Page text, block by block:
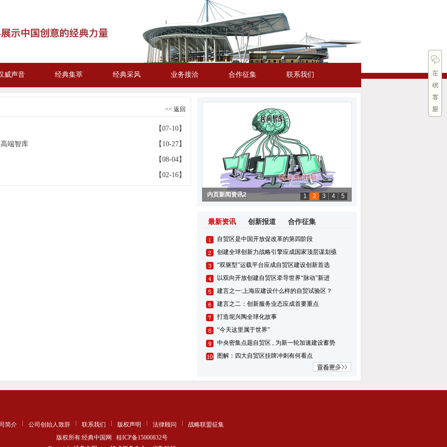
威声音 经典集萃 经典采风 业务接洽 合作征集 联系我们
<< 返回
【07-10】
【10-27】
端智库
【08-04】
【02-16】
内页新闻资讯2 1 2 3 4 5
最新资讯 创新报道 合作征集
自贸区是中国开放促改革的第四阶段
创建全球创新力战略引擎应成国家顶层谋划亟
“双驱型”运载平台应成自贸区建设创新首选
以双向开放创建自贸区牵导世界“脉动”新进
建言之一:上海应建设什么样的自贸试验区？
建言之二：创新服务业态应成首要重点
打造坭兴陶全球化故事
“今天这里属于世界”
中央密集点题自贸区 , 为新一轮加速建设蓄势
图解：四大自贸区挂牌冲刺有何看点
简介 公司创始人致辞 联系我们 版权声明 法律顾问
战略联盟征集
版权所有:经典中国网 桂ICP备15000832号